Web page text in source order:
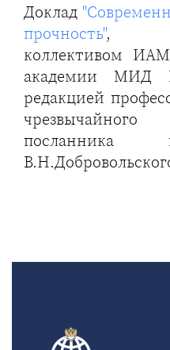
Доклад
прочность",
коллективом
академии МИД
редакцией
посланника